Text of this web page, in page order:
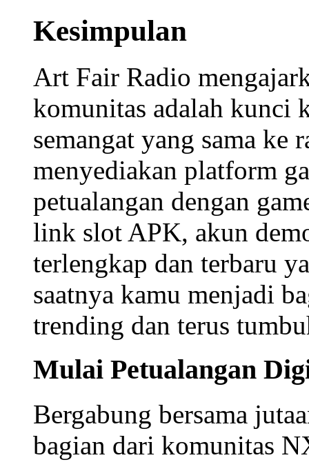
Kesimpulan
Art Fair Radio
komunitas adalah kunci
semangat yang sama
menyediakan platform
petualangan dengan
link slot APK, akun
terlengkap dan terbaru
saatnya kamu menjadi
trending dan terus
Mulai Petualangan
Bergabung bersama
bagian dari komunitas